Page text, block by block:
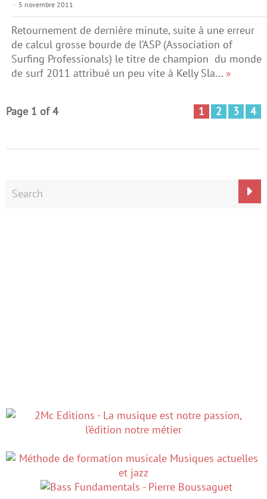
5 novembre 2011
Retournement de dernière minute, suite à une erreur
de calcul grosse bourde de l’ASP (Association of
Surfing Professionals) le titre de champion du monde
de surf 2011 attribué un peu vite à Kelly Sla... »
Page 1 of 4 1 2 3 4